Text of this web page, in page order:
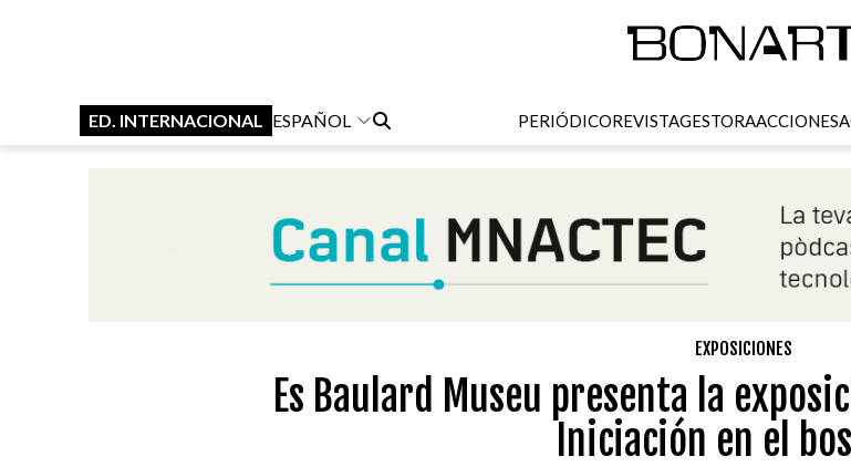
ED. INTERNACIONAL ESPAÑOL PERIÓDICOREVISTAGESTORAACCIONES
EXPOSICIONES
Es Baulard Museu presenta la
Iniciación en el